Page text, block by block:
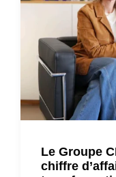
Le Groupe
chiffre